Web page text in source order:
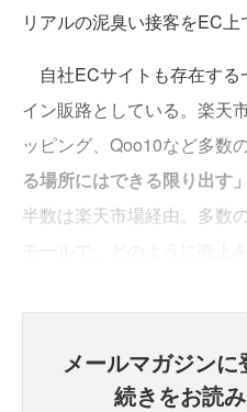
リアルの泥臭い接客をEC上
自社ECサイトも存在する
イン販路としている。楽天
ッピング、Qoo10など多数
る場所にはできる限り出す
半数は楽天市場経由。多数
メールマガジンに
続きをお読